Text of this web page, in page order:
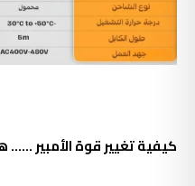
كيفية تغيير قوة الأمبير ……